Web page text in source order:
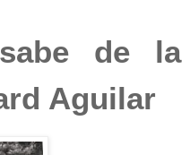
de la
Aguilar